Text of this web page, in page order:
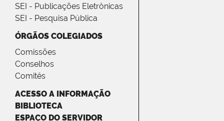
SEI - Publicações Eletrônicas
SEI - Pesquisa Pública
ÓRGÃOS COLEGIADOS
Comissões
Conselhos
Comitês
ACESSO A INFORMAÇÃO
BIBLIOTECA
ESPAÇO DO SERVIDOR